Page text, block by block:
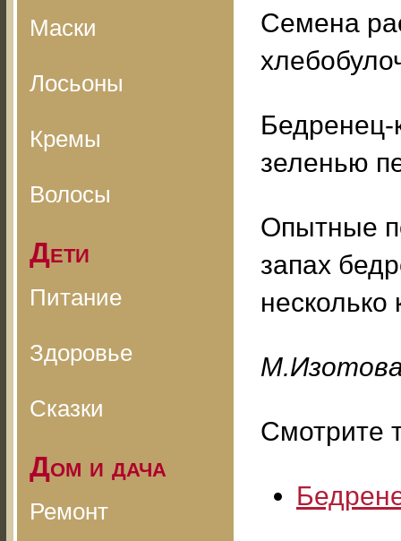
Маски
Лосьоны
Кремы
Волосы
Дети
Питание
Здоровье
Сказки
Дом и дача
Ремонт
Семена
Бедренец-
зеленью
Опытные
запах
несколько
Смотрите